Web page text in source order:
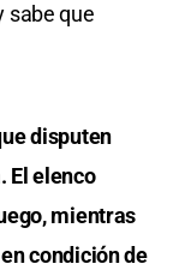
sabe que
disputen
El elenco
mientras
condición de